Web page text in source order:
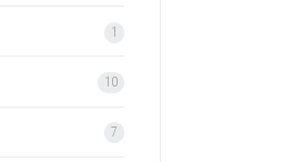
1
10
7